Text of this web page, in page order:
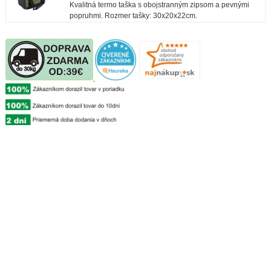
Kvalitná termo taška s obojstranným zipsom a pevnými
popruhmi. Rozmer tašky: 30x20x22cm.